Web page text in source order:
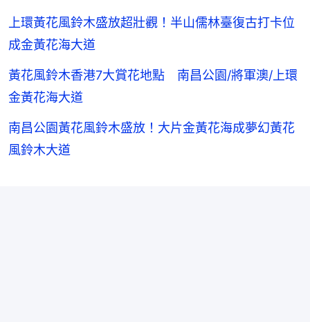
上環黃花風鈴木盛放超壯觀！半山儒林臺復古打卡位
成金黃花海大道
黃花風鈴木香港7大賞花地點 南昌公園/將軍澳/上環
金黃花海大道
南昌公園黃花風鈴木盛放！大片金黃花海成夢幻黃花
風鈴木大道